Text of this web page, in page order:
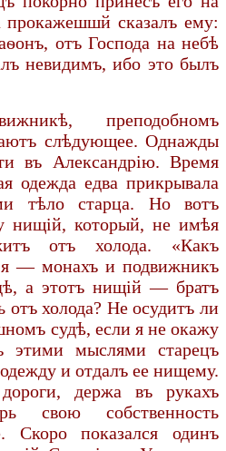
прокажешшй сказалъ ему:
отъ Господа на небѣ
невидимъ, ибо это былъ
преподобномъ
слѣдующее. Однажды
въ Александрію. Время
одежда едва прикрывала
тѣло старца. Но вотъ
нищій, который, не имѣя
отъ холода. «Какъ
я — монахъ и подвижникъ
а этотъ нищій — братъ
холода? Не осудитъ ли
судѣ, если я не окажу
этими мыслями старецъ
и отдалъ ее нищему.
держа въ рукахъ
свою собственность
Скоро показался одинъ